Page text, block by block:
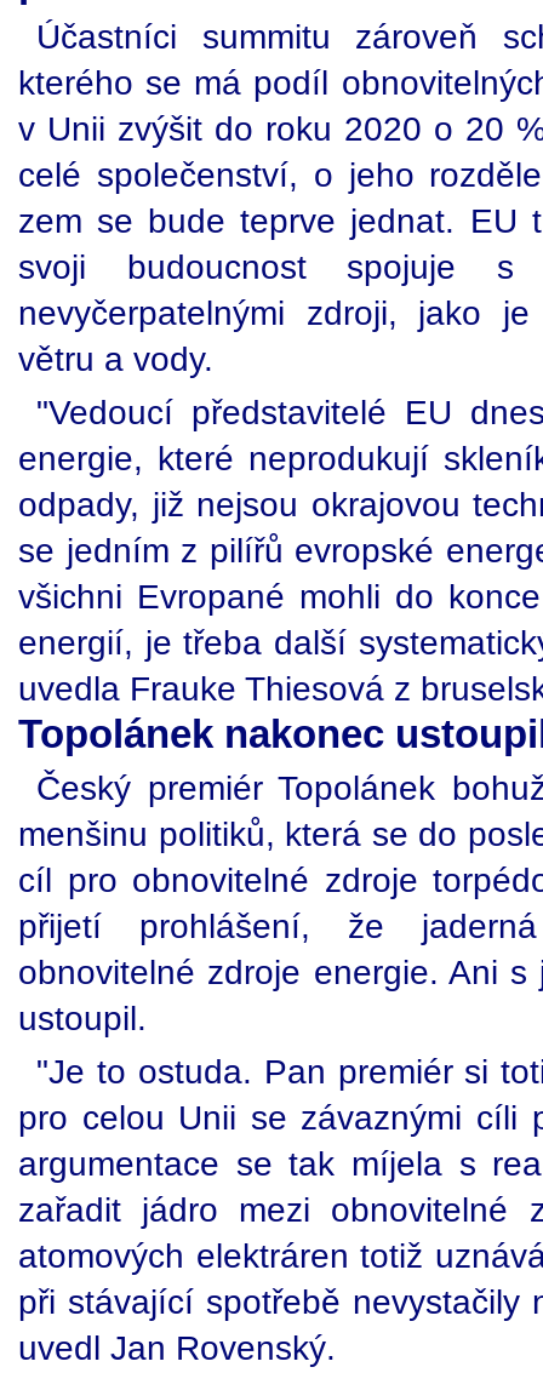
Účastníci summitu zároveň
kterého se má podíl
v Unii zvýšit do roku 2020 o 20
celé společenství, o jeho
zem se bude teprve jednat. EU
svoji budoucnost spojuje s
nevyčerpatelnými zdroji, jako
větru a vody.
"Vedoucí představitelé EU
energie, které neprodukují
odpady, již nejsou okrajovou
se jedním z pilířů evropské
všichni Evropané mohli do
energií, je třeba další
uvedla Frauke Thiesová z
Topolánek nakonec
Český premiér Topolánek
menšinu politiků, která se do
cíl pro obnovitelné zdroje
přijetí prohlášení, že
obnovitelné zdroje energie. Ani
ustoupil.
"Je to ostuda. Pan premiér si
pro celou Unii se závaznými cíli
argumentace se tak míjela s
zařadit jádro mezi obnovitelné
atomových elektráren totiž
při stávající spotřebě
uvedl Jan Rovenský.